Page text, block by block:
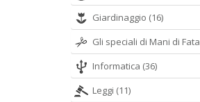
Giardinaggio (16)
Gli speciali di Mani di Fata
Informatica (36)
Leggi (11)